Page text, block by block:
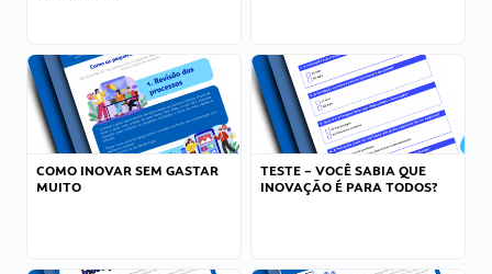
COMO INOVAR SEM GASTAR
MUITO
TESTE – VOCÊ SABIA QUE
INOVAÇÃO É PARA TODOS?